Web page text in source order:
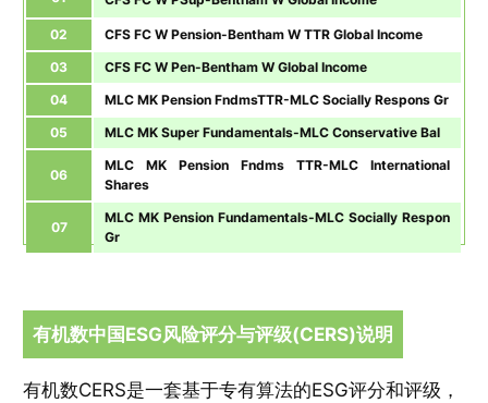
02
CFS FC W Pension-Bentham W TTR Global Income
03
CFS FC W Pen-Bentham W Global Income
04
MLC MK Pension FndmsTTR-MLC Socially Respons Gr
05
MLC MK Super Fundamentals-MLC Conservative Bal
06
MLC MK Pension Fndms TTR-MLC International
Shares
07
MLC MK Pension Fundamentals-MLC Socially Respon
Gr
有机数中国ESG风险评分与评级(CERS)说明
有机数CERS是一套基于专有算法的ESG评分和评级，